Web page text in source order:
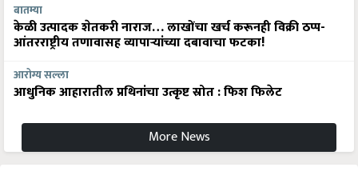
बातम्या
केळी उत्पादक शेतकरी नाराज… लाखोंचा खर्च करूनही विक्री ठप्प-
आंतरराष्ट्रीय तणावासह व्यापाऱ्यांच्या दबावाचा फटका!
आरोग्य सल्ला
आधुनिक आहारातील प्रथिनांचा उत्कृष्ट स्रोत : फिश फिलेट
More News